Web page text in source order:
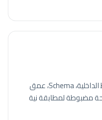
وسوم العناوين، الترويسات، الروابط الداخلية، Schema، عمق
مضبوطة لمطابقة نية